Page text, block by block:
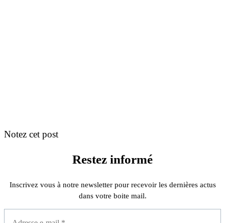
Notez cet post
Restez informé
Inscrivez vous à notre newsletter pour recevoir les dernières actus
dans votre boite mail.